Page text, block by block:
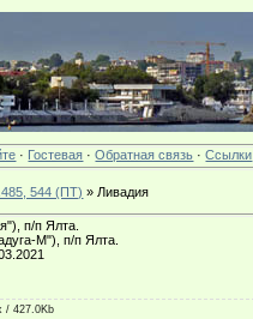
· Гостевая ·Обратная связь ·Ссылки
544 (ПТ) » Ливадия
п/п Ялта.
М"), п/п Ялта.
/ 427.0Kb